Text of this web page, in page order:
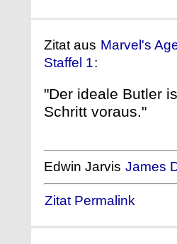
Zitat aus Marvel's
Staffel 1:
"Der ideale Butler
Schritt voraus."
Edwin Jarvis James
Zitat Permalink